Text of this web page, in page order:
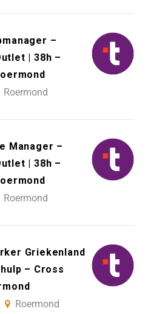
–
| 38h –
Roermond
Manager –
| 38h –
Roermond
Griekenland
– Cross
Roermond